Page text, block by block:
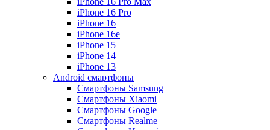
iPhone 16 Pro
iPhone 16
iPhone 16e
iPhone 15
iPhone 14
iPhone 13
Android cмартфоны
Смартфоны Samsung
Смартфоны Xiaomi
Смартфоны Google
Смартфоны Realme